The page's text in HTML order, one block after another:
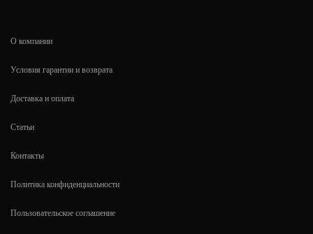
О компании
Условия гарантии и возврата
Доставка и оплата
Статьи
Контакты
Политика конфиденциальности
Пользовательское соглашение